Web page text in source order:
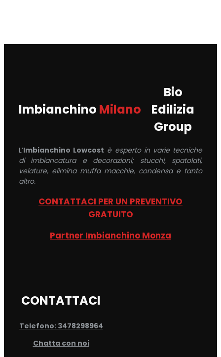
Imbianchino Milano
Bio
Edilizia
Group
L’Imbianchino Lowcost è esperto in varie tecniche
di imbiancatura e decorazioni; stucchi, spatolati,
velature, elimina muffa macchie, condensa e tanto
altro.
CONTATTACI PER UN PREVENTIVO
GRATUITO
Partner Imbianchino Monza
CONTATTACI
Telefono: 3478298964
Chatta con noi